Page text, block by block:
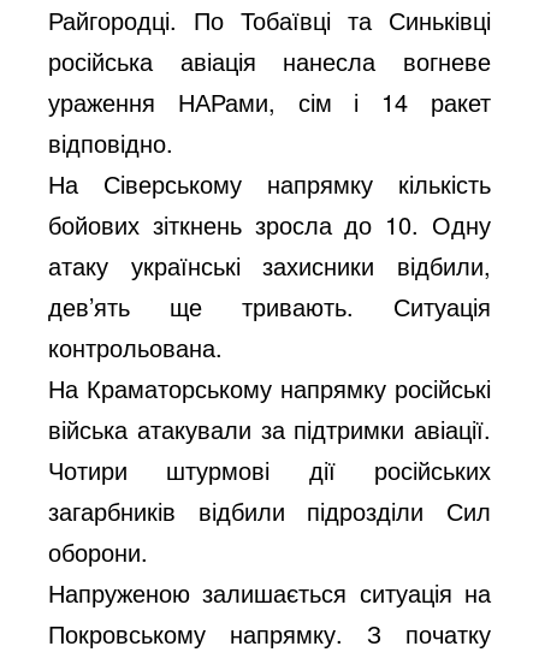
Райгородці. По Тобаївці та Синьківці
російська авіація нанесла вогневе
ураження НАРами, сім і 14 ракет
відповідно.
На Сіверському напрямку кількість
бойових зіткнень зросла до 10. Одну
атаку українські захисники відбили,
дев’ять ще тривають. Ситуація
контрольована.
На Краматорському напрямку російські
війська атакували за підтримки авіації.
Чотири штурмові дії російських
загарбників відбили підрозділи Сил
оборони.
Напруженою залишається ситуація на
Покровському напрямку. З початку